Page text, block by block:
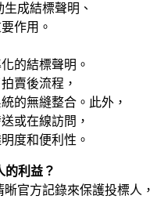
成結標聲明、
作用。
的結標聲明。
賣後流程，
的無縫整合。此外，
或在線訪問，
度和便利性。
的利益？
官方記錄來保護投標人，